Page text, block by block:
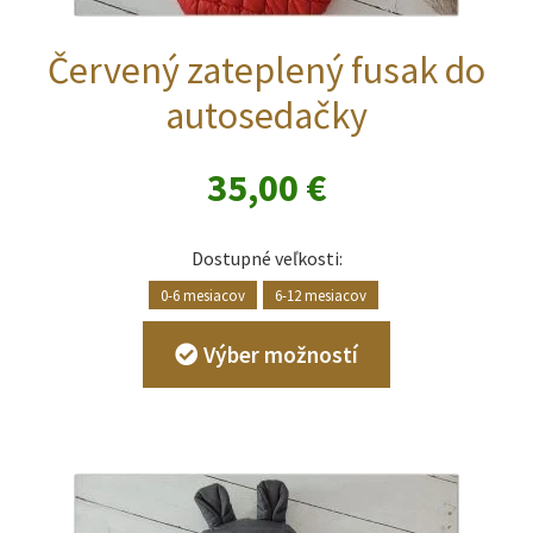
Červený zateplený fusak do
autosedačky
35,00 €
Dostupné veľkosti:
0-6 mesiacov 6-12 mesiacov
Výber možností
má
Možnosti